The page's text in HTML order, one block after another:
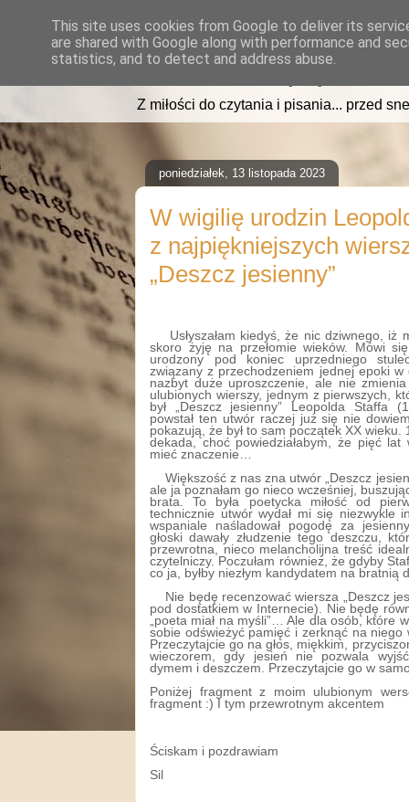
read2sleep.pl
Z miłości do czytania i pisania... przed
poniedziałek, 13 listopada 2023
W wigilię urodzin
z najpiękniejszych
„Deszcz jesienny”
Usłyszałam kiedyś, że nic dziwnego,
skoro żyję na przełomie wieków. Mówi
urodzony pod koniec uprzedniego
związany z przechodzeniem jednej epoki w
nazbyt duże uproszczenie, ale nie
ulubionych wierszy, jednym z pierwszych,
był „Deszcz jesienny” Leopolda Staffa
powstał ten utwór raczej już się nie
pokazują, że był to sam początek XX
dekada, choć powiedziałabym, że pięć
mieć znaczenie…
Większość z nas zna utwór „Deszcz
ale ja poznałam go nieco wcześniej,
brata. To była poetycka miłość od
technicznie utwór wydał mi się niezwykle
wspaniale naśladował pogodę za
głoski dawały złudzenie tego deszczu,
przewrotna, nieco melancholijna treść
czytelniczy. Poczułam również, że gdyby
co ja, byłby niezłym kandydatem na bratnią
Nie będę recenzować wiersza „Deszcz
pod dostatkiem w Internecie). Nie będę
„poeta miał na myśli”… Ale dla osób, które
sobie odświeżyć pamięć i zerknąć na
Przeczytajcie go na głos, miękkim,
wieczorem, gdy jesień nie pozwala
dymem i deszczem. Przeczytajcie go w
Poniżej fragment z moim ulubionym
fragment :) I tym przewrotnym akcentem
Ściskam i pozdrawiam
Sil
This site uses cookies from Google to deliver its
are shared with Google along with performance and
statistics, and to detect and address abuse.